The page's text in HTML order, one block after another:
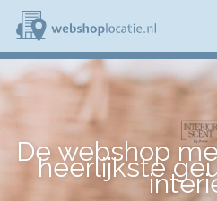
Overslaan
naar
de
inhoud
e
b
o
p
De webshop
heerlijkste